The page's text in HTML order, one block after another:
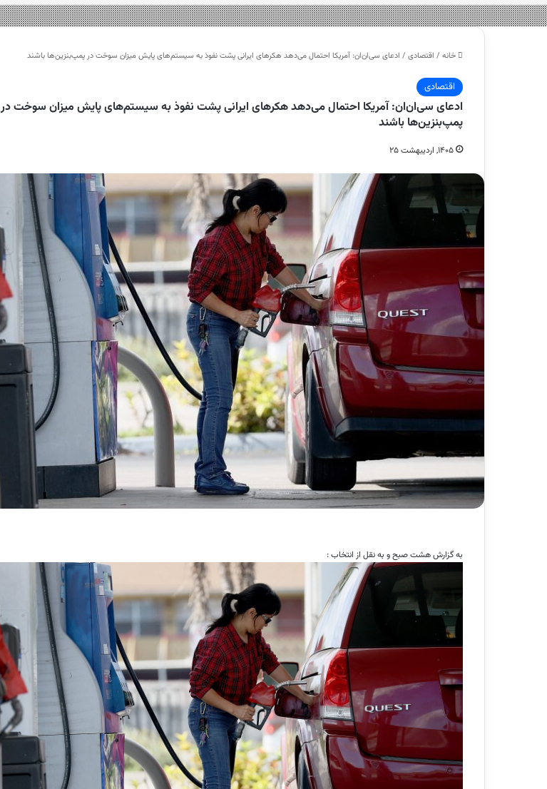
خانه / اقتصادی / ادعای سی‌ان‌ان: آمریکا احتمال می‌دهد هکرهای ایرانی پشت نفوذ به سیستم‌های پایش میزان سوخت در پمپ‌بنزین‌ها باشند
اقتصادی
ادعای سی‌ان‌ان: آمریکا احتمال می‌دهد هکرهای ایرانی پشت نفوذ به سیستم‌های پایش میزان سوخت در
پمپ‌بنزین‌ها باشند
۱۴۰۵, اردیبهشت ۲۵
به گزارش هشت صبح و به نقل از انتخاب :